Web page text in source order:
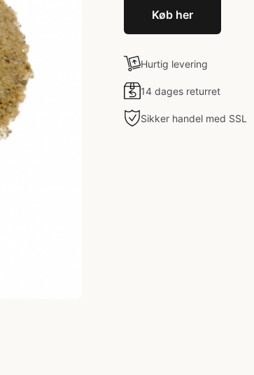
Køb her
Hurtig levering
14 dages returret
Sikker handel med SSL